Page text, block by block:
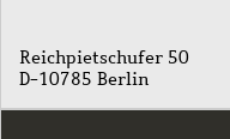
Reichpietschufer 50
D-10785 Berlin